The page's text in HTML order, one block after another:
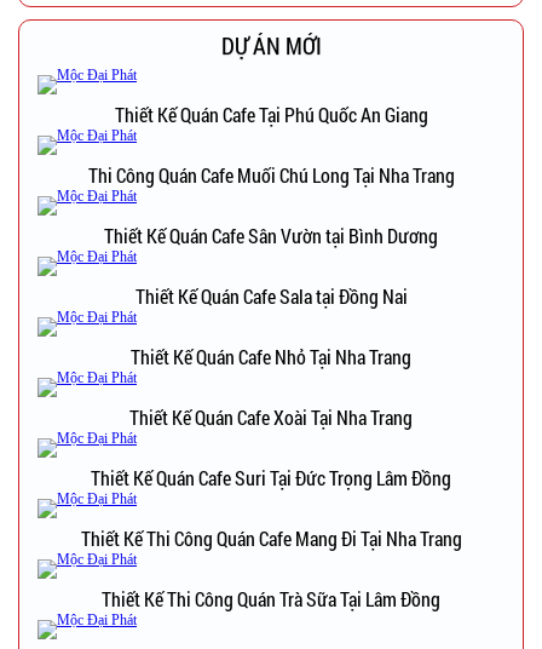
DỰ ÁN MỚI
Thiết Kế Quán Cafe Tại Phú Quốc An Giang
Thi Công Quán Cafe Muối Chú Long Tại Nha Trang
Thiết Kế Quán Cafe Sân Vườn tại Bình Dương
Thiết Kế Quán Cafe Sala tại Đồng Nai
Thiết Kế Quán Cafe Nhỏ Tại Nha Trang
Thiết Kế Quán Cafe Xoài Tại Nha Trang
Thiết Kế Quán Cafe Suri Tại Đức Trọng Lâm Đồng
Thiết Kế Thi Công Quán Cafe Mang Đi Tại Nha Trang
Thiết Kế Thi Công Quán Trà Sữa Tại Lâm Đồng